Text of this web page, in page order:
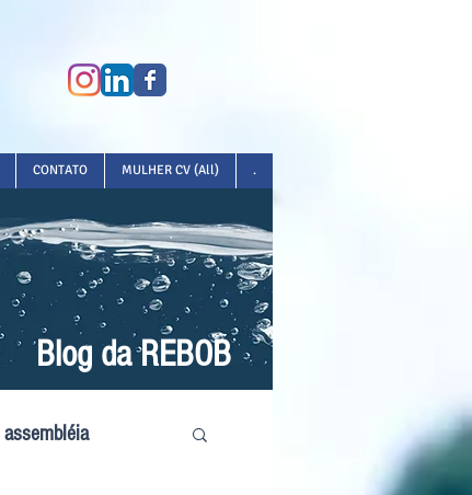
CONTATO MULHER CV (All) .
Blog da REBOB
assembléia